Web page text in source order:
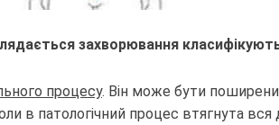
захворювання
процесу. Він може бути
в патологічний процес втягнута